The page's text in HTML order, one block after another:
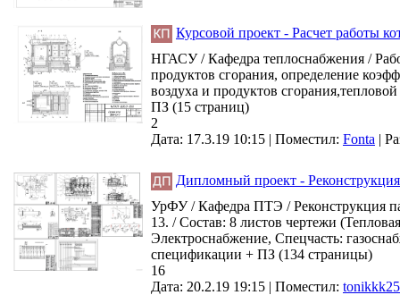
Курсовой проект - Расчет работы
НГАСУ / Кафедра теплоснабжения /
продуктов сгорания, определение
воздуха и продуктов
ПЗ (15 страниц)
2
Дата: 17.3.19 10:15 | Поместил: Fonta |
Дипломный проект -
УрФУ / Кафедра ПТЭ / Реконструкция
13. / Состав: 8 листов чертежи
Электроснабжение, Спецчасть:
спецификации + ПЗ (134 страницы)
16
Дата: 20.2.19 19:15 | Поместил: tonikkk25